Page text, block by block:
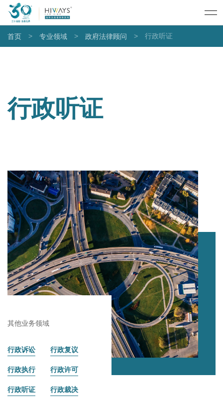
首页 > 专业领域 > 政府法律顾问 > 行政听证
行政听证
其他业务领域
行政诉讼 行政复议
行政执行 行政许可
行政听证 行政裁决